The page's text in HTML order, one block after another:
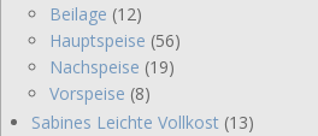
Beilage (12)
Hauptspeise (56)
Nachspeise (19)
Vorspeise (8)
Sabines Leichte Vollkost (13)